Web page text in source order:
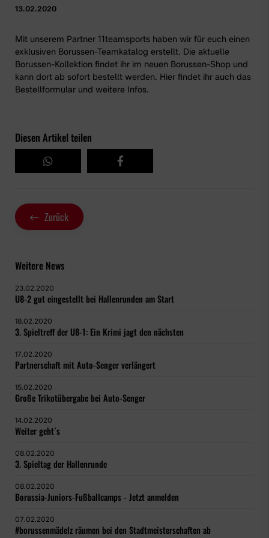
13.02.2020
Mit unserem Partner 11teamsports haben wir für euch einen
exklusiven Borussen-Teamkatalog erstellt. Die aktuelle
Borussen-Kollektion findet ihr im neuen Borussen-Shop und
kann dort ab sofort bestellt werden. Hier findet ihr auch das
Bestellformular und weitere Infos.
Diesen Artikel teilen
Zurück
Weitere News
23.02.2020
U8-2 gut eingestellt bei Hallenrunden am Start
18.02.2020
3. Spieltreff der U8-1: Ein Krimi jagt den nächsten
17.02.2020
Partnerschaft mit Auto-Senger verlängert
15.02.2020
Große Trikotübergabe bei Auto-Senger
14.02.2020
Weiter geht´s
08.02.2020
3. Spieltag der Hallenrunde
08.02.2020
Borussia-Juniors-Fußballcamps - Jetzt anmelden
07.02.2020
#borussenmädelz räumen bei den Stadtmeisterschaften ab